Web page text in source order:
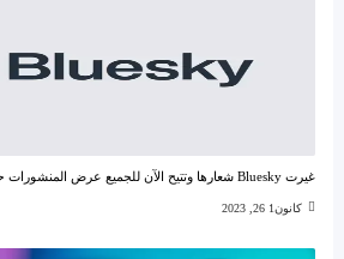
غيرت Bluesky شعارها وتتيح الآن للجميع عرض المنشورات حتى بدون حساب
كانون1 26, 2023